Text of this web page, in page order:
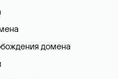
домена